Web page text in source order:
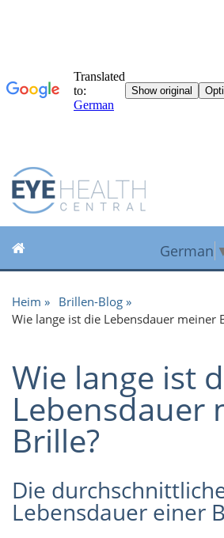
German
Heim
Brillen-Blog
Wie lange ist die Lebensdauer meiner
Wie lange ist
Lebensdauer
Brille?
Die
Lebensdauer einer